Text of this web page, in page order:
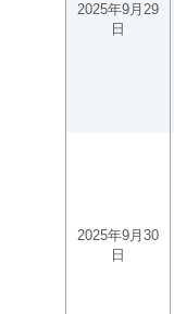
2025年9月29
日
2025年9月30
日